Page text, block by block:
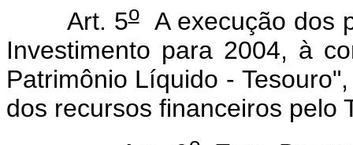
Art. 5oA execução dos
Investimento para 2004, à
Patrimônio Líquido -
dos recursos financeiros pelo